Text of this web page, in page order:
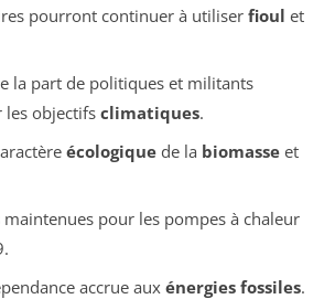
pourront continuer à utiliser fioul et
la part de politiques et militants
les objectifs climatiques.
écologiquede la biomasseet
maintenues pour les pompes à chaleur
accrue aux énergies fossiles.